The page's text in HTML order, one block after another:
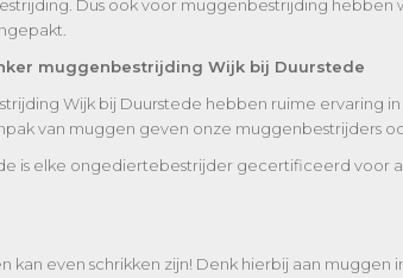
Dus ook voor muggenbestrijding hebben
muggenbestrijding Wijk bij Duurstede
Wijk bij Duurstede hebben ruime ervaring
van muggen geven onze muggenbestrijders
is elke ongediertebestrijder gecertificeerd
kan even schrikken zijn! Denk hierbij aan